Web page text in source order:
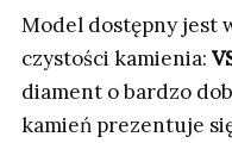
Model dostępny jest
czystości kamienia:
diament o bardzo
kamień prezentuje